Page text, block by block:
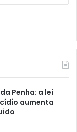
Penha: a lei
aumenta